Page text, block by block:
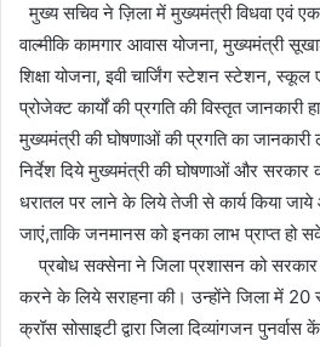
मुख्य सचिव ने ज़िला में मुख्यमंत्री विधवा एवं
वाल्मीकि कामगार आवास योजना, मुख्यमंत्री
शिक्षा योजना, इवी चार्जिंग स्टेशन स्टेशन, स्कूल
प्रोजेक्ट कार्यों की प्रगति की विस्तृत जानकारी
मुख्यमंत्री की घोषणाओं की प्रगति का जानकारी
निर्देश दिये मुख्यमंत्री की घोषणाओं और सरकार
धरातल पर लाने के लिये तेजी से कार्य किया
जाएं,ताकि जनमानस को इनका लाभ प्राप्त हो
प्रबोध सक्सेना ने जिला प्रशासन को सरकार
करने के लिये सराहना की। उन्होंने जिला में 20
क्रॉस सोसाइटी द्वारा जिला दिव्यांगजन पुनर्वास